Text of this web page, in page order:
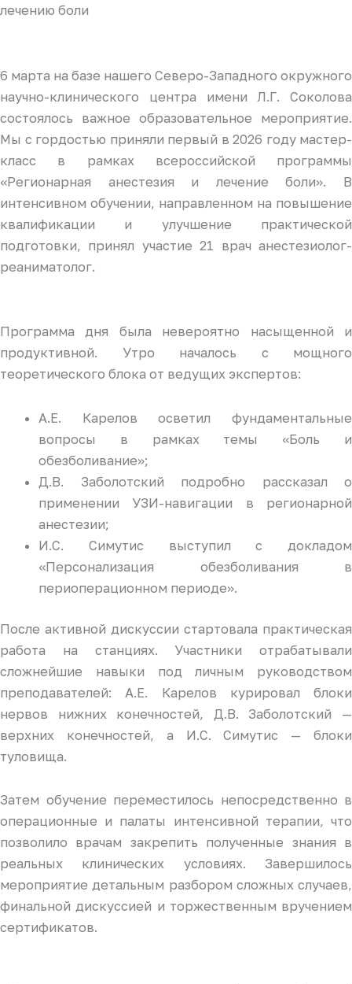
лечению боли
6 марта на базе нашего Северо-Западного окружного
научно-клинического центра имени Л.Г. Соколова
состоялось важное образовательное мероприятие.
Мы с гордостью приняли первый в 2026 году мастер-
класс в рамках всероссийской программы
«Регионарная анестезия и лечение боли». В
интенсивном обучении, направленном на повышение
квалификации и улучшение практической
подготовки, принял участие 21 врач анестезиолог-
реаниматолог.
Программа дня была невероятно насыщенной и
продуктивной. Утро началось с мощного
теоретического блока от ведущих экспертов:
А.Е. Карелов осветил фундаментальные
вопросы в рамках темы «Боль и
обезболивание»;
Д.В. Заболотский подробно рассказал о
применении УЗИ-навигации в регионарной
анестезии;
И.С. Симутис выступил с докладом
«Персонализация обезболивания в
периоперационном периоде».
После активной дискуссии стартовала практическая
работа на станциях. Участники отрабатывали
сложнейшие навыки под личным руководством
преподавателей: А.Е. Карелов курировал блоки
нервов нижних конечностей, Д.В. Заболотский —
верхних конечностей, а И.С. Симутис — блоки
туловища.
Затем обучение переместилось непосредственно в
операционные и палаты интенсивной терапии, что
позволило врачам закрепить полученные знания в
реальных клинических условиях. Завершилось
мероприятие детальным разбором сложных случаев,
финальной дискуссией и торжественным вручением
сертификатов.